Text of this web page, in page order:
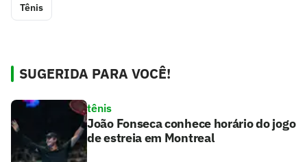
Tênis
SUGERIDA PARA VOCÊ!
tênis
João Fonseca conhece horário do jogo
de estreia em Montreal